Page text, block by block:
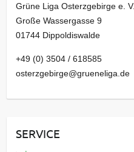
Grüne Liga Osterzgebirge e. V.
Große Wassergasse 9
01744 Dippoldiswalde
+49 (0) 3504 / 618585
osterzgebirge@grueneliga.de
SERVICE